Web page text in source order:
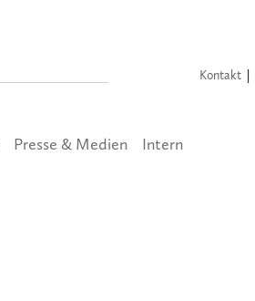
Kontakt
Presse & Medien Intern